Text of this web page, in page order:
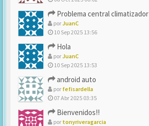
Problema central climatizador
porJuanC
10 Sep 2025 13:56
Hola
porJuanC
10 Sep 2025 13:53
android auto
por fefisardella
07 Abr 2025 03:35
Bienvenidos!!
por tonyriveragarcia